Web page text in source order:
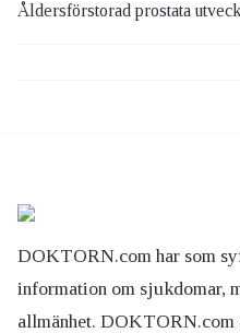
Åldersförstorad prostata
DOKTORN.com har som
information om sjukdomar,
allmänhet.